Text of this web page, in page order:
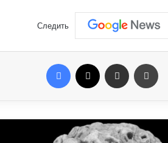
Следить
Facebook Отправить e-mail